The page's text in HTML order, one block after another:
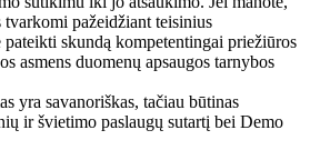
tvarkomi pažeidžiant teisinius
skundą kompetentingai priežiūros
asmens duomenų apsaugos tarnybos
yra savanoriškas, tačiau būtinas
ir švietimo paslaugų sutartį bei Demo